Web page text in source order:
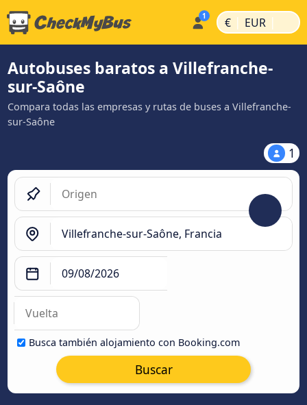
€ | EUR |
Autobuses baratos a Villefranche-
sur-Saône
Compara todas las empresas y rutas de buses a Villefranche-
sur-Saône
1
Busca también alojamiento con Booking.com
Buscar